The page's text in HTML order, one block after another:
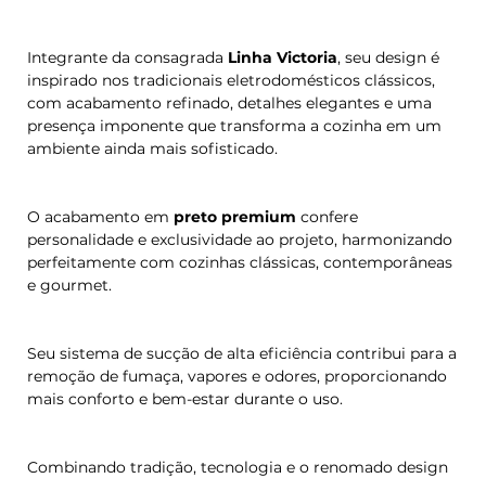
Integrante da consagrada Linha Victoria, seu design é
inspirado nos tradicionais eletrodomésticos clássicos,
com acabamento refinado, detalhes elegantes e uma
presença imponente que transforma a cozinha em um
ambiente ainda mais sofisticado.
O acabamento em preto premium confere
personalidade e exclusividade ao projeto, harmonizando
perfeitamente com cozinhas clássicas, contemporâneas
e gourmet.
Seu sistema de sucção de alta eficiência contribui para a
remoção de fumaça, vapores e odores, proporcionando
mais conforto e bem-estar durante o uso.
Combinando tradição, tecnologia e o renomado design